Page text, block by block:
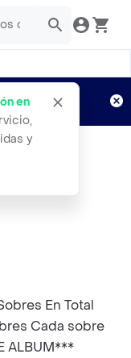
en
y
Aplican TyC
En Total
Cada sobre
ALBUM***